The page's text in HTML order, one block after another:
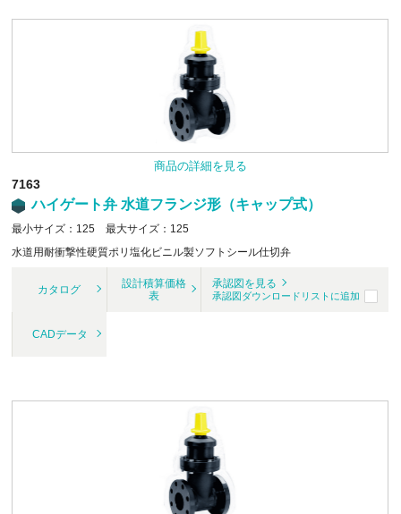
商品の詳細を見る
7163
ハイゲート弁 水道フランジ形（キャップ式）
最小サイズ：125 最大サイズ：125
水道用耐衝撃性硬質ポリ塩化ビニル製ソフトシール仕切弁
カタログ
設計積算価格
表
承認図を見る
承認図ダウンロードリストに追加
CADデータ